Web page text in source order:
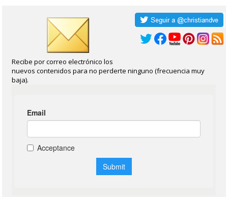
Recibe por correo electrónico los
nuevos contenidos para no perderte ninguno (frecuencia muy
baja).